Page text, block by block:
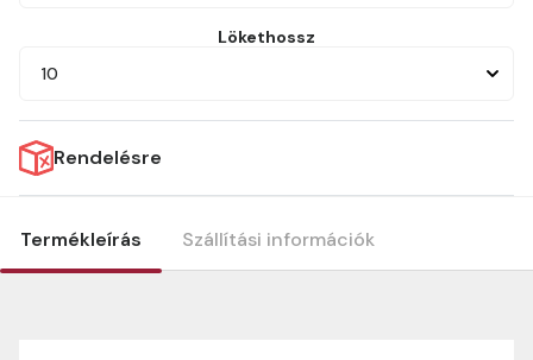
Lökethossz
10
Rendelésre
Termékleírás Szállítási információk